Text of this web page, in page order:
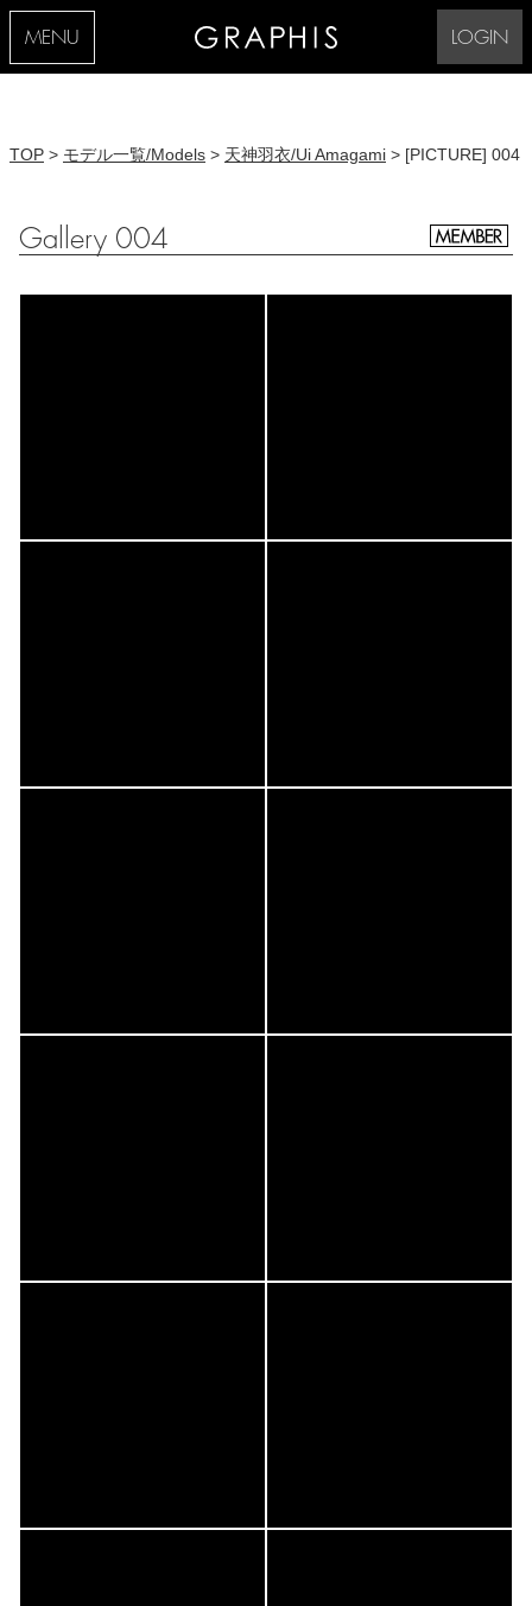
MENU LOGIN
TOP > モデル一覧/Models > 天神羽衣/Ui Amagami > [PICTURE] 004
Gallery 004